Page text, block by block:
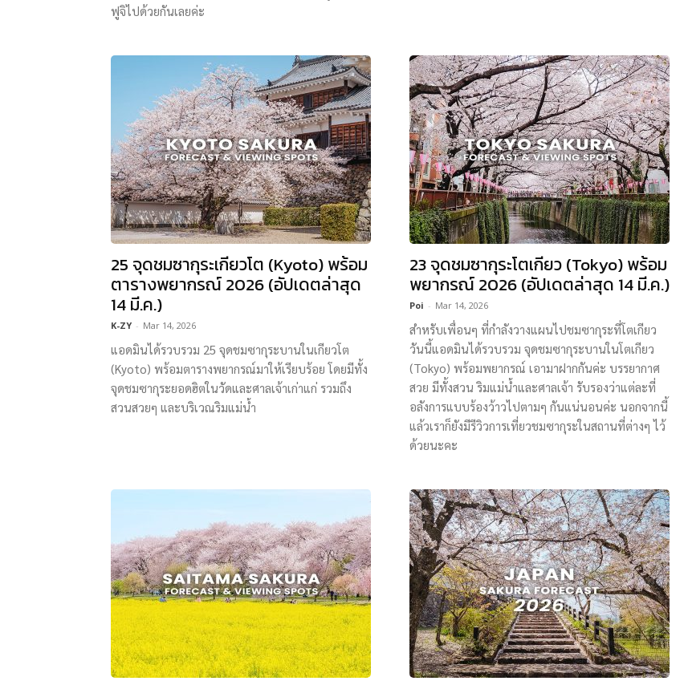
ฟูจิไปด้วยกันเลยค่ะ
25 จุดชมซากุระเกียวโต (Kyoto) พร้อม
ตารางพยากรณ์ 2026 (อัปเดตล่าสุด
14 มี.ค.)
K-ZY - Mar 14, 2026
แอดมินได้รวบรวม 25 จุดชมซากุระบานในเกียวโต
(Kyoto) พร้อมตารางพยากรณ์มาให้เรียบร้อย โดยมีทั้ง
จุดชมซากุระยอดฮิตในวัดและศาลเจ้าเก่าแก่ รวมถึง
สวนสวยๆ และบริเวณริมแม่น้ำ
23 จุดชมซากุระโตเกียว (Tokyo) พร้อม
พยากรณ์ 2026 (อัปเดตล่าสุด 14 มี.ค.)
Poi - Mar 14, 2026
สำหรับเพื่อนๆ ที่กำลังวางแผนไปชมซากุระที่โตเกียว
วันนี้แอดมินได้รวบรวม จุดชมซากุระบานในโตเกียว
(Tokyo) พร้อมพยากรณ์ เอามาฝากกันค่ะ บรรยากาศ
สวย มีทั้งสวน ริมแม่น้ำและศาลเจ้า รับรองว่าแต่ละที่
อลังการแบบร้องว้าวไปตามๆ กันแน่นอนค่ะ นอกจากนี้
แล้วเราก็ยังมีรีวิวการเที่ยวชมซากุระในสถานที่ต่างๆ ไว้
ด้วยนะคะ